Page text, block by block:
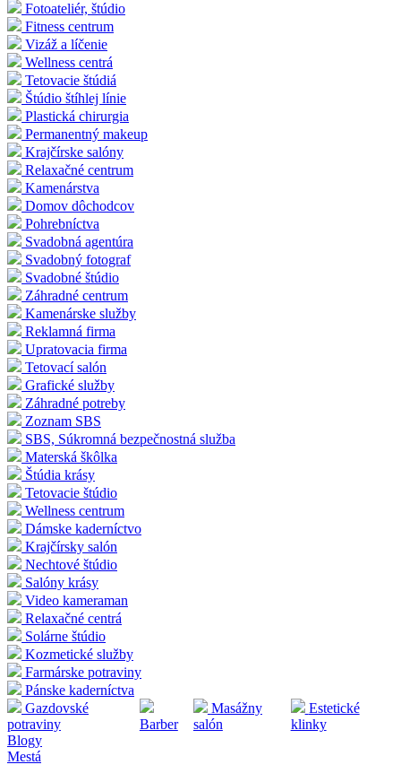
Fotoateliér, štúdio
Fitness centrum
Vizáž a líčenie
Wellness centrá
Tetovacie štúdiá
Štúdio štíhlej línie
Plastická chirurgia
Permanentný makeup
Krajčírske salóny
Relaxačné centrum
Kamenárstva
Domov dôchodcov
Pohrebníctva
Svadobná agentúra
Svadobný fotograf
Svadobné štúdio
Záhradné centrum
Kamenárske služby
Reklamná firma
Upratovacia firma
Tetovací salón
Grafické služby
Záhradné potreby
Zoznam SBS
SBS, Súkromná bezpečnostná služba
Materská škôlka
Štúdia krásy
Tetovacie štúdio
Wellness centrum
Dámske kaderníctvo
Krajčírsky salón
Nechtové štúdio
Salóny krásy
Video kameraman
Relaxačné centrá
Solárne štúdio
Kozmetické služby
Farmárske potraviny
Pánske kaderníctva
Gazdovské
potraviny
Barber
Masážny
salón
Estetické
klinky
Blogy
Mestá